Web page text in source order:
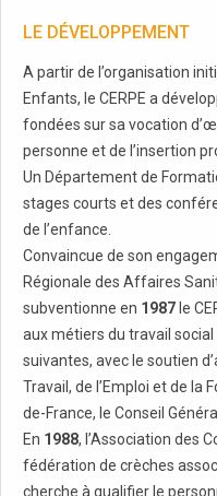
LE DÉVELOPPEMENT
A partir de l’organisation
Enfants, le CERPE a
fondées sur sa vocation
personne et de l’insertion
Un Département de
stages courts et des
de l’enfance.
Convaincue de son
Régionale des Affaires
subventionne en 1987 le
aux métiers du travail
suivantes, avec le soutien
Travail, de l’Emploi et de la
de-France, le Conseil
En 1988, l’Association des
fédération de crèches
cherche à qualifier le